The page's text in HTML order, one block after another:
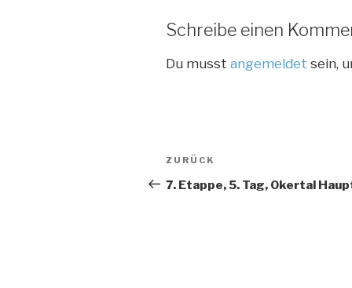
Schreibe einen
Du musstangemeldet sein,
Beitragsnavigation
Vorheriger
Beitrag
ZURÜCK
7. Etappe, 5. Tag, Okertal